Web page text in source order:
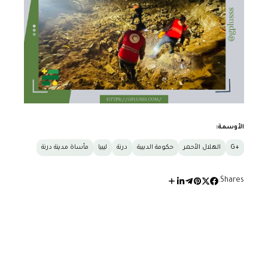
الأوسمة:
+G الهلال الأحمر حكومة الدبيبة درنة ليبيا مأساة مدينة درنة
Shares: